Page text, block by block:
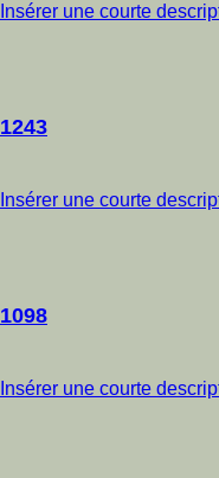
Insérer une courte
1243
Insérer une courte
1098
Insérer une courte